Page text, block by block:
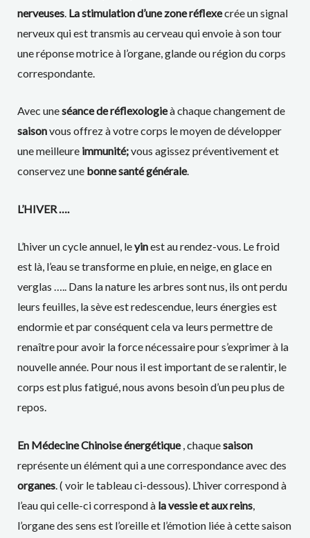
nerveuses. La stimulation d’une zone réflexecrée un signal
nerveux qui est transmis au cerveau qui envoie à son tour
une réponse motrice à l’organe, glande ou région du corps
correspondante.
Avec uneséance de réflexologieà chaque changement de
saisonvous offrez à votre corps le moyen de développer
une meilleure immunité;vous agissez préventivement et
conservez une bonne santé générale.
L’HIVER ….
L’hiver un cycle annuel, leyinest au rendez-vous. Le froid
est là, l’eau se transforme en pluie, en neige, en glace en
verglas ….. Dans la nature les arbres sont nus, ils ont perdu
leurs feuilles, la sève est redescendue, leurs énergies est
endormie et par conséquent cela va leurs permettre de
renaître pour avoir la force nécessaire pour s’exprimer à la
nouvelle année. Pour nous il est important de se ralentir, le
corps est plus fatigué, nous avons besoin d’un peu plus de
repos.
En Médecine Chinoise énergétique, chaquesaison
représente un élément qui a une correspondance avec des
organes. ( voir le tableau ci-dessous). L’hiver correspond à
l’eau qui celle-ci correspond àla vessie et aux reins,
l’organe des sens est l’oreille et l’émotion liée à cette saison